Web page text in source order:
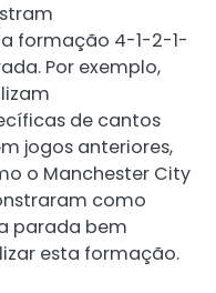
formação 4-1-2-1-
Por exemplo,
de cantos
jogos anteriores,
o Manchester City
como
parada bem
esta formação.